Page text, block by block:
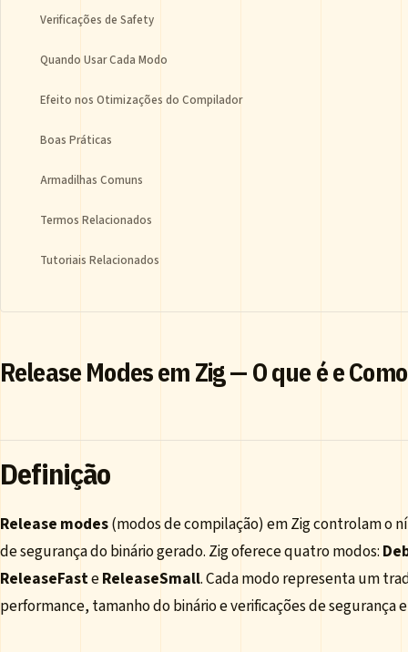
Verificações de Safety
Quando Usar Cada Modo
Efeito nos Otimizações do Compilador
Boas Práticas
Armadilhas Comuns
Termos Relacionados
Tutoriais Relacionados
Release Modes em Zig — O que é e
Definição
Release modes(modos de compilação) em Zig controlam o
de segurança do binário gerado. Zig oferece quatro modos:
ReleaseFasteReleaseSmall. Cada modo representa um
performance, tamanho do binário e verificações de segurança